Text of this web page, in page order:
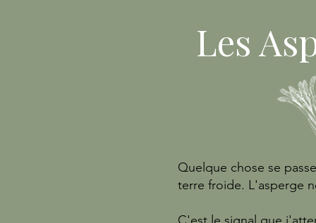
Les
Quelque chose se
terre froide. L'asperge